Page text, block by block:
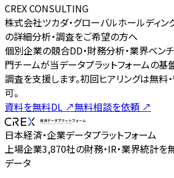
CREX CONSULTING
株式会社ツカダ・グローバルホールディ
の詳細分析・調査をご希望の方へ
個別企業の競合DD・財務分析・業界ベン
門チームが当データプラットフォームの基
調査を支援します。初回ヒアリングは無料
可。
資料を無料DL ↗無料相談を依頼 ↗
日本経済・企業データプラットフォーム
上場企業3,870社の財務・IR・業界統計を
データ